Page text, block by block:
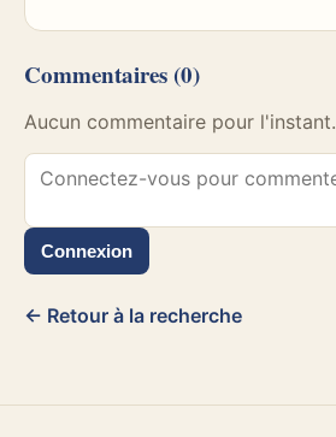
Commentaires (0)
Aucun commentaire pour l'instant.
Connexion
← Retour à la recherche